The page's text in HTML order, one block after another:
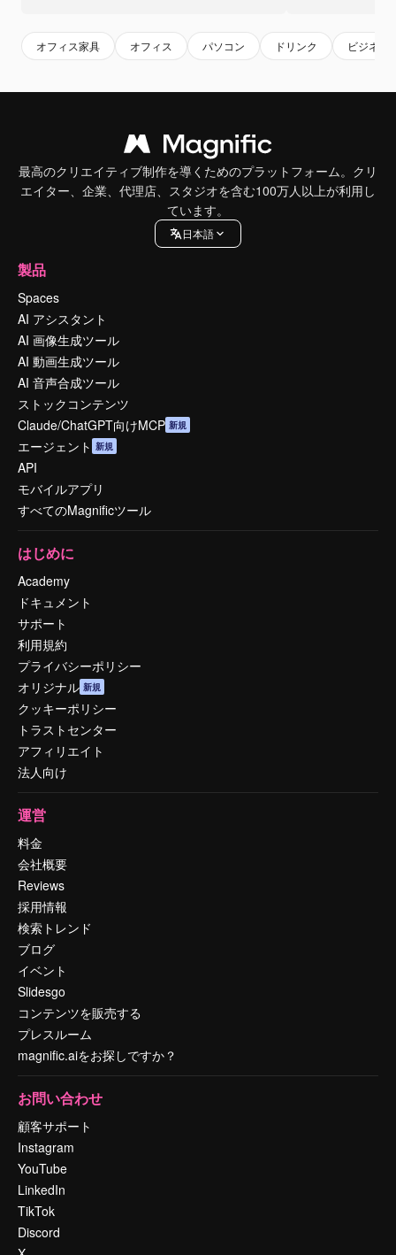
オフィス家具 オフィス パソコン ドリンク ビジネス
最高のクリエイティブ制作を導くためのプラットフォーム。クリ
エイター、企業、代理店、スタジオを含む100万人以上が利用し
ています。
日本語
製品
Spaces
AI アシスタント
AI 画像生成ツール
AI 動画生成ツール
AI 音声合成ツール
ストックコンテンツ
Claude/ChatGPT向けMCP 新規
エージェント 新規
API
モバイルアプリ
すべてのMagnificツール
はじめに
Academy
ドキュメント
サポート
利用規約
プライバシーポリシー
オリジナル 新規
クッキーポリシー
トラストセンター
アフィリエイト
法人向け
運営
料金
会社概要
Reviews
採用情報
検索トレンド
ブログ
イベント
Slidesgo
コンテンツを販売する
プレスルーム
magnific.aiをお探しですか？
お問い合わせ
顧客サポート
Instagram
YouTube
LinkedIn
TikTok
Discord